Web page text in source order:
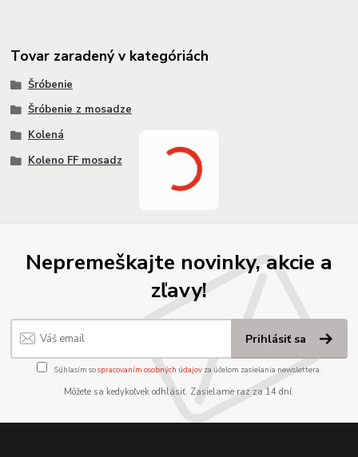
Tovar zaradený v kategóriách
Šróbenie
Šróbenie z mosadze
Kolená
Koleno FF mosadz
Nepremeškajte novinky, akcie a
zľavy!
Prihlásiť sa
Súhlasím sospracovaním osobných údajov za účelom zasielania newslettera.
Môžete sa kedykoľvek odhlásiť. Zasielame raz za 14 dní.